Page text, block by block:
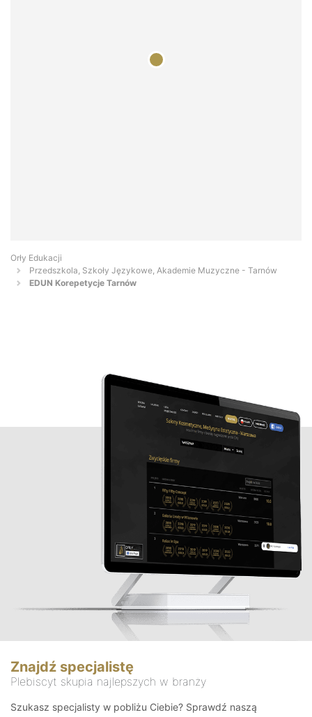
Orły Edukacji
Przedszkola, Szkoły Językowe, Akademie Muzyczne - Tarnów
EDUN Korepetycje Tarnów
Znajdź specjalistę
Plebiscyt skupia najlepszych w branży
Szukasz specjalisty w pobliżu Ciebie? Sprawdź naszą